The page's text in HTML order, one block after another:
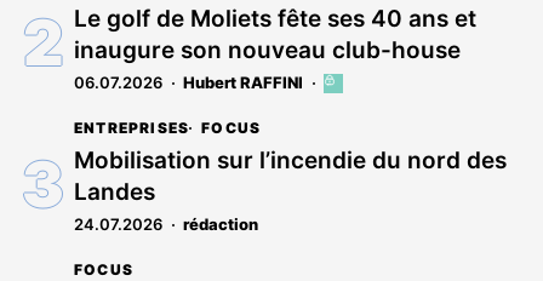
réservé
aux
abonnés
Le golf de Moliets fête ses 40 ans et
inaugure son nouveau club-house
06.07.2026 Hubert RAFFINI
Cet
réservé
aux
ENTREPRISES FOCUS
Mobilisation sur l’incendie du nord des
Landes
24.07.2026 rédaction
FOCUS